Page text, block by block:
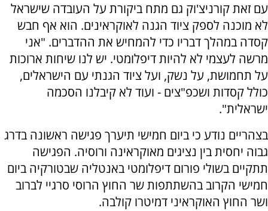
עם זאת קורניצ'וק גם מתח ביקורת על העובדה שישראל
לא מוכנה לספק ציוד הגנה לאוקראינים. הוא אף חבש
קסדה במהלך דבריו כדי להמחיש את ההדברים. "אני
מרשה לעצמי לא להיות דיפלומטי. יש לנו שיחות ארוכות
על תחמושת, על נשק, ועל ציוד הגנתי עם הישראלים,
כולל קסדות ושכפ"צים - ועוד לא קיבלנו הסכמה
ישראלית".
בצהריים נודע כי ביום חמישי תיערך פגישה ראשונה בדרג
גבוה יחסית בין נציגים מאוקראינה ורוסיה. הפגישה
תתקיים בשולי פורום דיפלומטי באנטליה שבטורקיה ביום
חמישי הקרוב בהשתתפות שר החוץ הרוסי סרגיי לברוב
ושר החוץ האוקראיני דמיטרו קולבה.